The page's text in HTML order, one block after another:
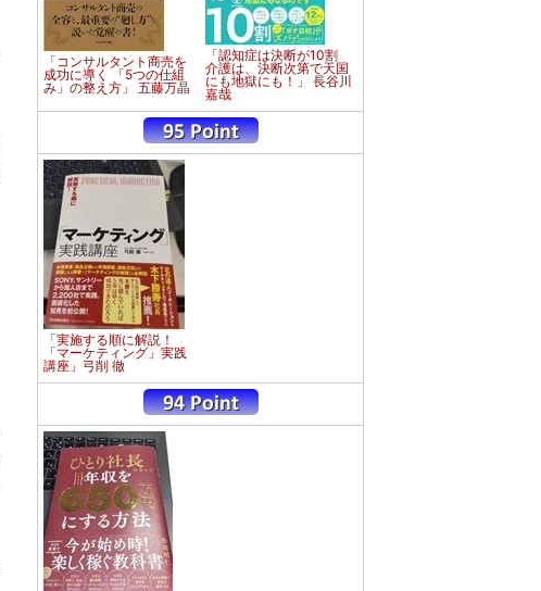
「コンサルタント商売を
成功に導く 「5つの仕組
み」の整え方」 五藤万晶
「認知症は決断が10割
介護は、決断次第で天国
にも地獄にも！」 長谷川
嘉哉
「実施する順に解説！
「マーケティング」実践
講座」弓削 徹